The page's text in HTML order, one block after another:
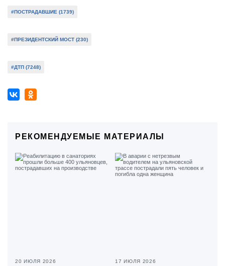
#ПОСТРАДАВШИЕ (1739)
#ПРЕЗИДЕНТСКИЙ МОСТ (230)
#ДТП (7248)
РЕКОМЕНДУЕМЫЕ МАТЕРИАЛЫ
20 ИЮЛЯ 2026 17 ИЮЛЯ 2026